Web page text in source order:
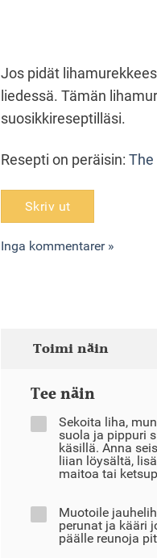
Jos pidät
liedessä. Tämän
suosikkireseptilläsi.
Resepti on peräisin: The
Skriv ut
Inga kommentarer »
Toimi näin
Tee näin
Sekoita liha,
suola ja pippuri
käsillä. Anna
liian löysältä,
maitoa tai
Muotoile
perunat ja kääri
päälle reunoja